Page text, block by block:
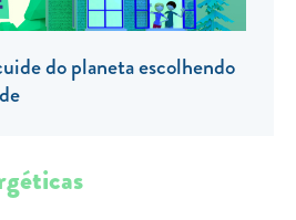
do planeta escolhendo